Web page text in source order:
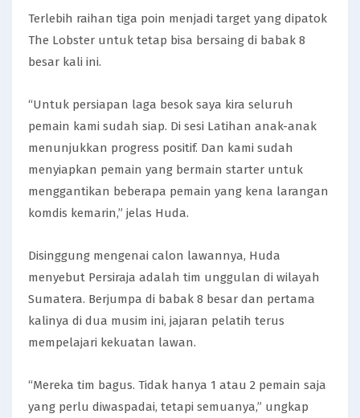
Terlebih raihan tiga poin menjadi target yang dipatok
The Lobster untuk tetap bisa bersaing di babak 8
besar kali ini.
“Untuk persiapan laga besok saya kira seluruh
pemain kami sudah siap. Di sesi Latihan anak-anak
menunjukkan progress positif. Dan kami sudah
menyiapkan pemain yang bermain starter untuk
menggantikan beberapa pemain yang kena larangan
komdis kemarin,” jelas Huda.
Disinggung mengenai calon lawannya, Huda
menyebut Persiraja adalah tim unggulan di wilayah
Sumatera. Berjumpa di babak 8 besar dan pertama
kalinya di dua musim ini, jajaran pelatih terus
mempelajari kekuatan lawan.
“Mereka tim bagus. Tidak hanya 1 atau 2 pemain saja
yang perlu diwaspadai, tetapi semuanya,” ungkap